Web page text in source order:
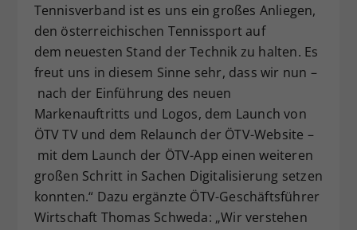
Tennisverband ist es uns ein großes Anliegen,
den österreichischen Tennissport auf
dem neuesten Stand der Technik zu halten. Es
freut uns in diesem Sinne sehr, dass wir nun –
nach der Einführung des neuen
Markenauftritts und Logos, dem Launch von
ÖTV TV und dem Relaunch der ÖTV-Website –
mit dem Launch der ÖTV-App einen weiteren
großen Schritt in Sachen Digitalisierung setzen
konnten.“ Dazu ergänzte ÖTV-Geschäftsführer
Wirtschaft Thomas Schweda: „Wir verstehen